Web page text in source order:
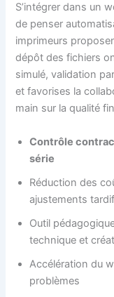
S’intégrer dans un
de penser
imprimeurs
dépôt des fichiers
simulé, validation
et favorises la
main sur la qualité
Contrôle
série
Réduction des
ajustements
Outil
technique et
Accélération du
problèmes